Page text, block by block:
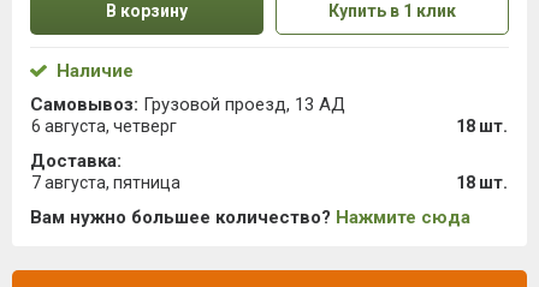
В корзину Купить в 1 клик
Наличие
Самовывоз: Грузовой проезд, 13 АД
6 августа, четверг 18 шт.
Доставка:
7 августа, пятница 18 шт.
Вам нужно большее количество? Нажмите сюда